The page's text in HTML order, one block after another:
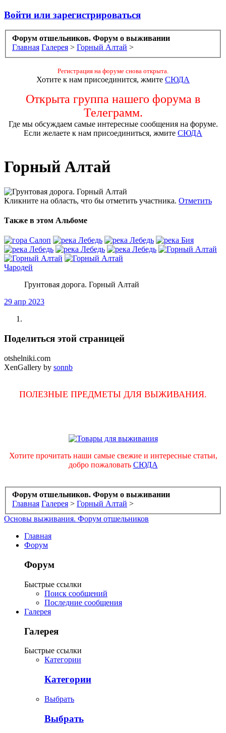
Войти или зарегистрироваться
Форум отшельников. Форум о выживании
Главная Галерея > Горный Алтай >
Регистрация на форуме снова открыта.
Хотите к нам присоединится, жмите СЮДА
Открыта группа нашего форума в
Телеграмм.
Где мы обсуждаем самые интересные сообщения на форуме.
Если желаете к нам присоединиться, жмите СЮДА
Горный Алтай
Кликните на область, что бы отметить участника. Отметить
Также в этом Альбоме
Чародей
Грунтовая дорога. Горный Алтай
29 апр 2023
Поделиться этой страницей
otshelniki.com
XenGallery by sonnb
ПОЛЕЗНЫЕ ПРЕДМЕТЫ ДЛЯ ВЫЖИВАНИЯ.
Хотите прочитать наши самые свежие и интересные статьи,
добро пожаловать СЮДА
Форум отшельников. Форум о выживании
Главная Галерея > Горный Алтай >
Основы выживания. Форум отшельников
Главная
Форум
Форум
Быстрые ссылки
Поиск сообщений
Последние сообщения
Галерея
Галерея
Быстрые ссылки
Категории
Категории
Выбрать
Выбрать